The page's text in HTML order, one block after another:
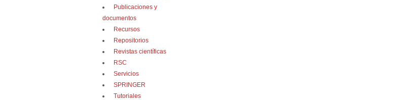
Publicaciones y
documentos
Recursos
Repositorios
Revistas científicas
RSC
Servicios
SPRINGER
Tutoriales